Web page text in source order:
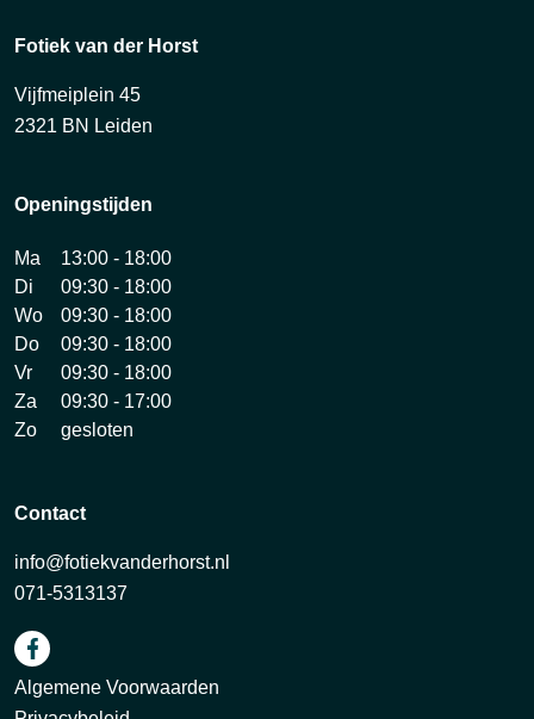
Fotiek van der Horst
Vijfmeiplein 45
2321 BN Leiden
Openingstijden
Ma
13:00 - 18:00
Di
09:30 - 18:00
Wo
09:30 - 18:00
Do
09:30 - 18:00
Vr
09:30 - 18:00
Za
09:30 - 17:00
Zo
gesloten
Contact
info@fotiekvanderhorst.nl
071-5313137
Algemene Voorwaarden